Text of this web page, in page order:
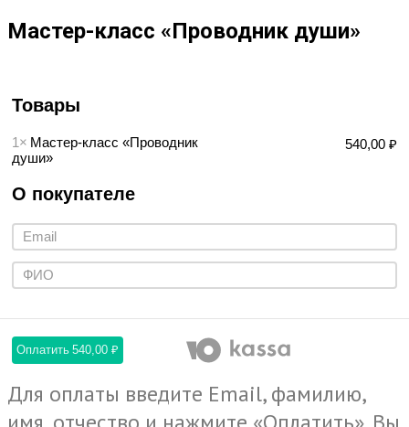
Мастер-класс «Проводник души»
Товары
1× Мастер-класс «Проводник
души»
540,00 ₽
О покупателе
Оплатить 540,00 ₽
Для оплаты введите Email, фамилию,